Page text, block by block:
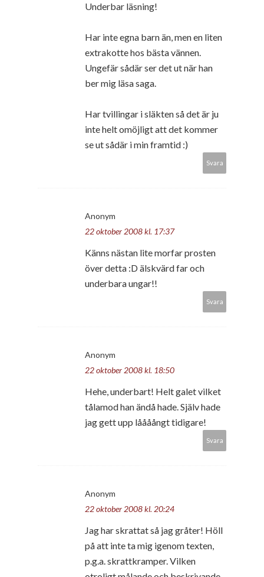
Underbar läsning!
Har inte egna barn än, men en liten
extrakotte hos bästa vännen.
Ungefär sådär ser det ut när han
ber mig läsa saga.
Har tvillingar i släkten så det är ju
inte helt omöjligt att det kommer
se ut sådär i min framtid :)
Svara
Anonym
22 oktober 2008 kl. 17:37
Känns nästan lite morfar prosten
över detta :D älskvärd far och
underbara ungar!!
Svara
Anonym
22 oktober 2008 kl. 18:50
Hehe, underbart! Helt galet vilket
tålamod han ändå hade. Själv hade
jag gett upp låååångt tidigare!
Svara
Anonym
22 oktober 2008 kl. 20:24
Jag har skrattat så jag gråter! Höll
på att inte ta mig igenom texten,
p.g.a. skrattkramper. Vilken